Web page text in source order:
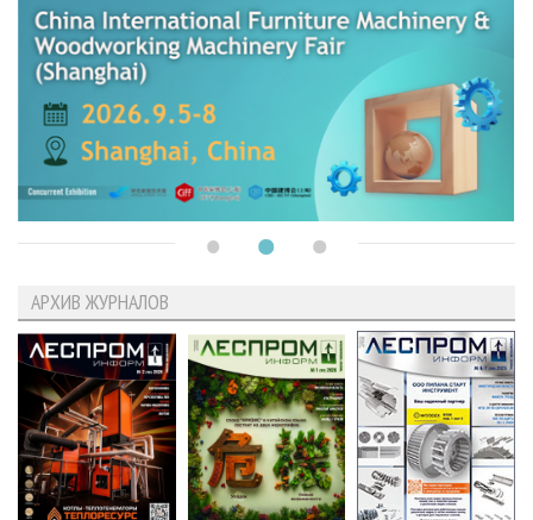
АРХИВ ЖУРНАЛОВ